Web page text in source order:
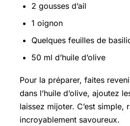
2 gousses d’ail
1 oignon
Quelques feuilles de
50 ml d’huile d’olive
Pour la préparer, faites
dans l’huile d’olive, ajoutez
laissez mijoter. C’est simple,
incroyablement savoureux.